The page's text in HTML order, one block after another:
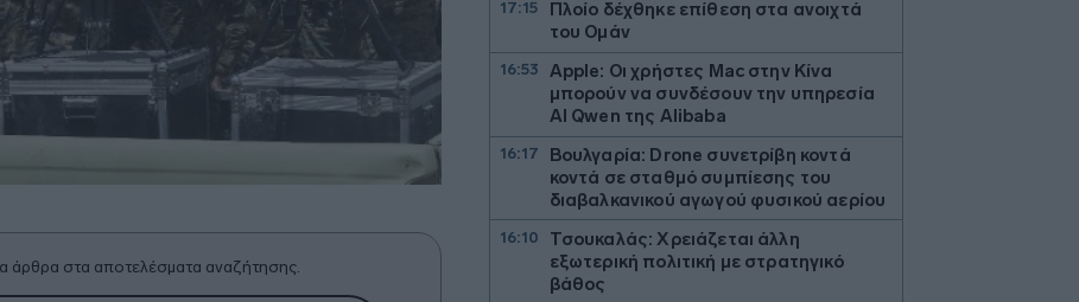
άρθρα στα αποτελέσματα αναζήτησης.
17:15
Πλοίο δέχθηκε επίθεση στα ανοιχτά
του Ομάν
16:53
Apple: Οι χρήστες Mac στην Κίνα
μπορούν να συνδέσουν την υπηρεσία
AI Qwen της Alibaba
16:17
Βουλγαρία: Drone συνετρίβη κοντά
κοντά σε σταθμό συμπίεσης του
διαβαλκανικού αγωγού φυσικού αερίου
16:10
Τσουκαλάς: Xρειάζεται άλλη
εξωτερική πολιτική με στρατηγικό
βάθος